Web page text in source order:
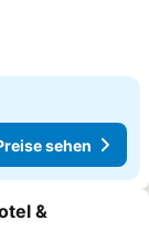
sehen
&